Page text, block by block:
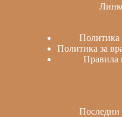
Политика
Политика за
Правила
Последни